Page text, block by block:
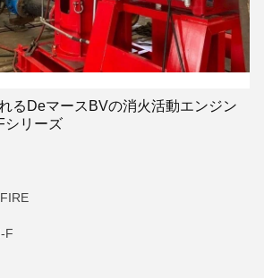
るDeマースBVの消火活動エンジン
シリーズ
F